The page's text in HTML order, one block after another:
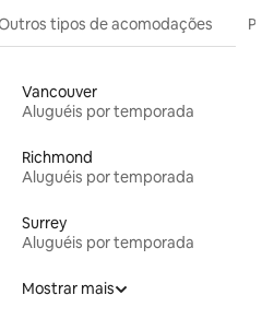
tipos de acomodações
Vancouver
Aluguéis por temporada
Richmond
Aluguéis por temporada
Surrey
Aluguéis por temporada
Mostrar mais